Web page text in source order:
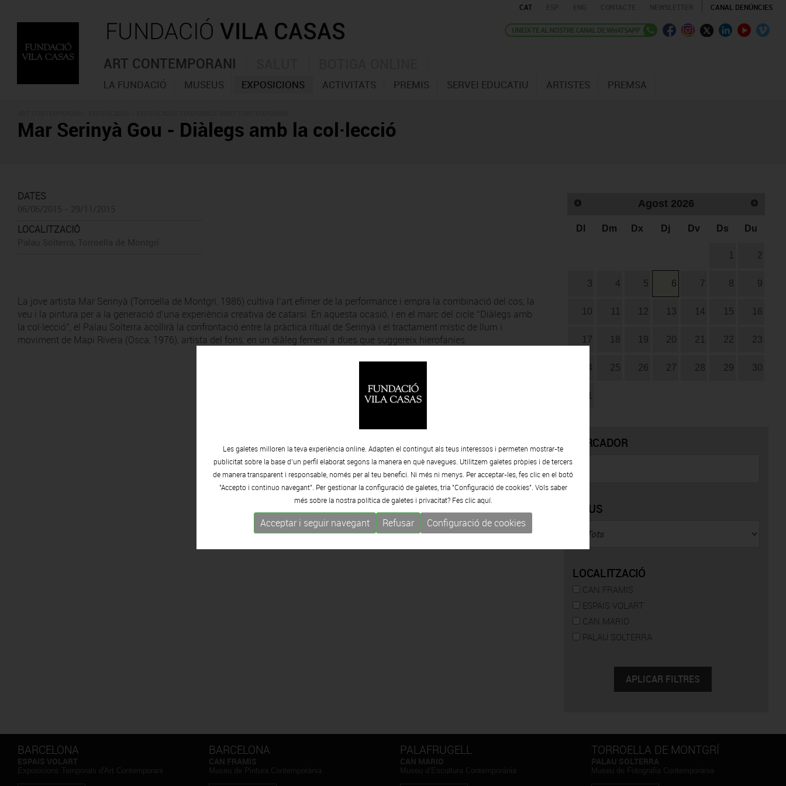
CAT CANAL DENÚNCIES
ART CONTEMPORANI
LA FUNDACIÓ MUSEUS EXPOSICIONS ACTIVITATS PREMIS SERVEI EDUCATIU ARTISTES PREMSA
Mar Serinyà Gou - Diàlegs amb la col·lecció
DATES
LOCALITZACIÓ
La jove artista Mar Serinyà (Torroella de Montgrí, 1986) cultiva l’art efímer de la performance i empra la combinació del cos, la
veu i la pintura per a la generació d’una experiència creativa de catarsi. En aquesta ocasió, i en el marc del cicle “Diàlegs amb
la col·lecció”, el Palau Solterra acollirà la confrontació entre la pràctica ritual de Serinyà i el tractament místic de llum i
moviment de Mapi Rivera (Osca, 1976), artista del fons, en un diàleg femení a dues que suggereix hierofanies.
Agost 2026
Dl Dm Dx Dj Dv Ds Du
1 2
3 4 5 6 7 8 9
10 11 12 13 14 15 16
17 18 19 20 21 22 23
24 25 26 27 28 29 30
CERCADOR
TIPUS
LOCALITZACIÓ
CAN FRAMIS
ESPAIS VOLART
CAN MARIO
PALAU SOLTERRA
BARCELONA BARCELONA PALAFRUGELL TORROELLA DE MONTGRÍ
Les galetes milloren la teva experiència online. Adapten el contingut als teus interessos i permeten mostrar-te
publicitat sobre la base d’un perfil elaborat segons la manera en què navegues. Utilitzem galetes pròpies i de tercers
de manera transparent i responsable, només per al teu benefici. Ni més ni menys. Per acceptar-les, fes clic en el botó
"Accepto i continuo navegant". Per gestionar la configuració de galetes, tria "Configuració de cookies". Vols saber
més sobre la nostra política de galetes i privacitat? Fes clicaquí.
Acceptar i seguir navegant Refusar Configuració de cookies